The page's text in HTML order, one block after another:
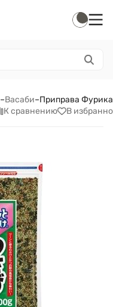
–Васаби–Приправа
К сравнению В